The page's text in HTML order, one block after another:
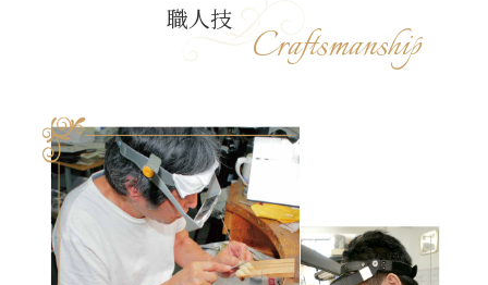
職人技
Craftsmanship